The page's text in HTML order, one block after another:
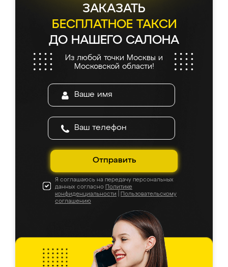
ЗАКАЗАТЬ
БЕСПЛАТНОЕ ТАКСИ
ДО НАШЕГО САЛОНА
Из любой точки Москвы и
Московской области!
Отправить
Я соглашаюсь на передачу персональных
данных согласно Политике
конфиденциальности
Пользовательскому
соглашению